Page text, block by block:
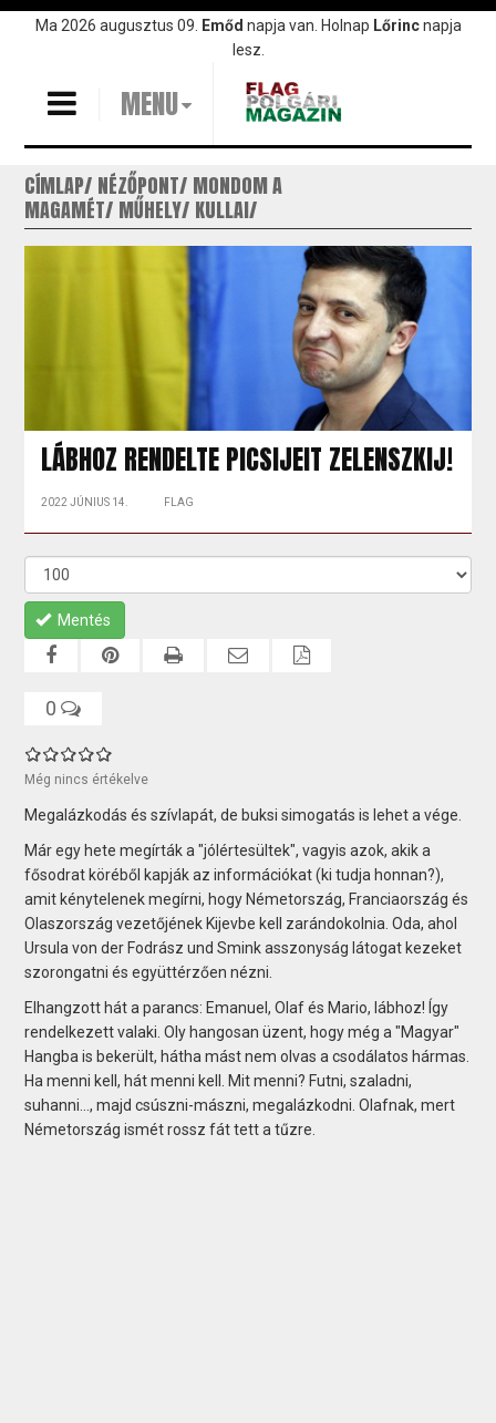
UgrásMa 2026 augusztus 09. Emőd napja van. Holnap Lőrincnapja
lesz.
MENU
CÍMLAP NÉZŐPONT MONDOM A
MAGAMÉT MŰHELY KULLAI
LÁBHOZ RENDELTE PICSIJEIT ZELENSZKIJ!
2022 JÚNIUS 14. FLAG
Mentés
0
Még nincs értékelve
Megalázkodás és szívlapát, de buksi simogatás is lehet a vége.
Már egy hete megírták a "jólértesültek", vagyis azok, akik a
fősodrat köréből kapják az információkat (ki tudja honnan?),
amit kénytelenek megírni, hogy Németország, Franciaország és
Olaszország vezetőjének Kijevbe kell zarándokolnia. Oda, ahol
Ursula von der Fodrász und Smink asszonyság látogat kezeket
szorongatni és együttérzően nézni.
Elhangzott hát a parancs: Emanuel, Olaf és Mario, lábhoz! Így
rendelkezett valaki. Oly hangosan üzent, hogy még a "Magyar"
Hangba is bekerült, hátha mást nem olvas a csodálatos hármas.
Ha menni kell, hát menni kell. Mit menni? Futni, szaladni,
suhanni..., majd csúszni-mászni, megalázkodni. Olafnak, mert
Németország ismét rossz fát tett a tűzre.